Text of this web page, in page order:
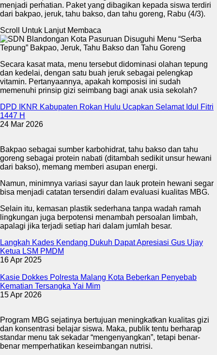
menjadi perhatian. Paket yang dibagikan kepada siswa terdiri
dari bakpao, jeruk, tahu bakso, dan tahu goreng, Rabu (4/3).
Scroll Untuk Lanjut Membaca
Secara kasat mata, menu tersebut didominasi olahan tepung
dan kedelai, dengan satu buah jeruk sebagai pelengkap
vitamin. Pertanyaannya, apakah komposisi ini sudah
memenuhi prinsip gizi seimbang bagi anak usia sekolah?
DPD IKNR Kabupaten Rokan Hulu Ucapkan Selamat Idul Fitri
1447 H
24 Mar 2026
Bakpao sebagai sumber karbohidrat, tahu bakso dan tahu
goreng sebagai protein nabati (ditambah sedikit unsur hewani
dari bakso), memang memberi asupan energi.
Namun, minimnya variasi sayur dan lauk protein hewani segar
bisa menjadi catatan tersendiri dalam evaluasi kualitas MBG.
Selain itu, kemasan plastik sederhana tanpa wadah ramah
lingkungan juga berpotensi menambah persoalan limbah,
apalagi jika terjadi setiap hari dalam jumlah besar.
Langkah Kades Kendang Dukuh Dapat Apresiasi Gus Ujay
Ketua LSM PMDM
16 Apr 2025
Kasie Dokkes Polresta Malang Kota Beberkan Penyebab
Kematian Tersangka Yai Mim
15 Apr 2026
Program MBG sejatinya bertujuan meningkatkan kualitas gizi
dan konsentrasi belajar siswa. Maka, publik tentu berharap
standar menu tak sekadar “mengenyangkan”, tetapi benar-
benar memperhatikan keseimbangan nutrisi.